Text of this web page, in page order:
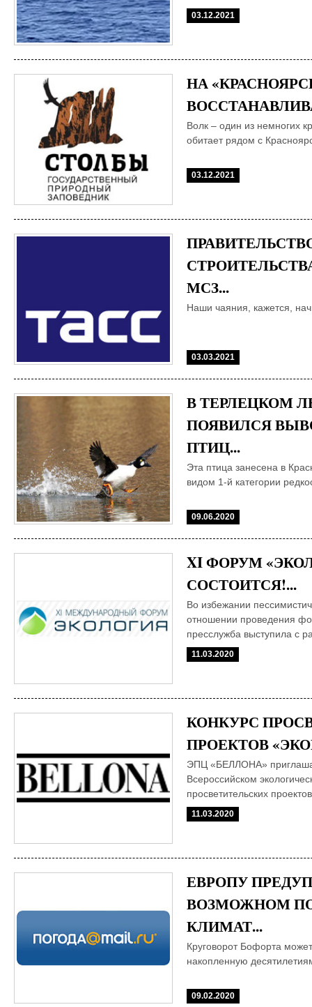
03.12.2021
НА
Волк – один из немногих
обитает рядом с
03.12.2021
МСЗ...
Наши чаяния, кажется,
03.03.2021
В ТЕРЛЕЦКОМ
ПОЯВИЛСЯ
ПТИЦ...
Эта птица занесена в
видом 1-й категории
09.06.2020
XI ФОРУМ
СОСТОИТСЯ!...
Во избежании
отношении проведения
пресслужба выступила с
11.03.2020
КОНКУРС
ПРОЕКТОВ
ЭПЦ «БЕЛЛОНА»
Всероссийском
просветительских
11.03.2020
ЕВРОПУ
ВОЗМОЖНОМ
КЛИМАТ...
Круговорот Бофорта
накопленную
09.02.2020